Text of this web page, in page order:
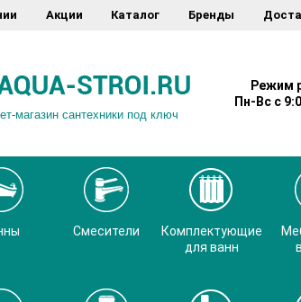
Акции Каталог Бренды
магазин сантехники под ключ
Режим
Пн-Вс с
Смесители
Комплектующие
для ванн